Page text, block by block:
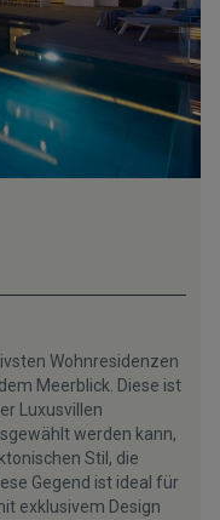
Wohnresidenzen
Meerblick. Diese ist
Luxusvillen
werden kann,
Stil, die
Gegend ist ideal für
exklusivem Design